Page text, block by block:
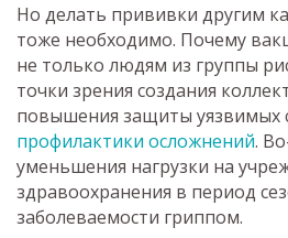
Но делать прививки другим
тоже необходимо. Почему
не только людям из группы
точки зрения создания
повышения защиты уязвимых
профилактики осложнений.
уменьшения нагрузки на
здравоохранения в период
заболеваемости гриппом.